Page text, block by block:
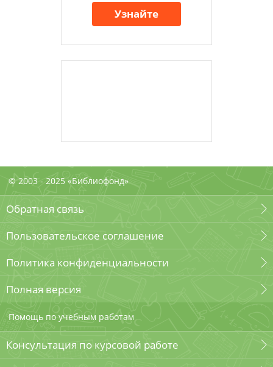
Узнайте
© 2003 - 2025 «Библиофонд»
Обратная связь
Пользовательское соглашение
Политика конфиденциальности
Полная версия
Помощь по учебным работам
Консультация по курсовой работе